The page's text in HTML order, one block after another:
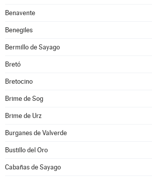
Benavente
Benegiles
Bermillo de Sayago
Bretó
Bretocino
Brime de Sog
Brime de Urz
Burganes de Valverde
Bustillo del Oro
Cabañas de Sayago